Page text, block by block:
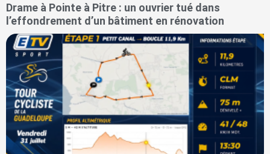
Drame à Pointe à Pitre : un ouvrier tué dans
l’effondrement d’un bâtiment en rénovation